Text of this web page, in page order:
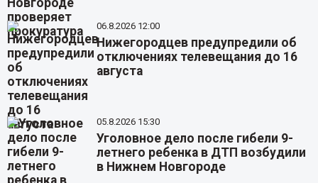
06.8.2026 12:00
Нижегородцев предупредили об
отключениях телевещания до 16
августа
05.8.2026 15:30
Уголовное дело после гибели 9-
летнего ребенка в ДТП возбудили
в Нижнем Новгороде